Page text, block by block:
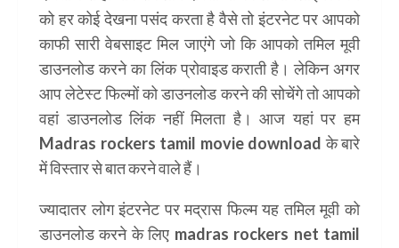
को हर कोई देखना पसंद करता है वैसे तो इंटरनेट पर आपको
काफी सारी वेबसाइट मिल जाएंगे जो कि आपको तमिल मूवी
डाउनलोड करने का लिंक प्रोवाइड कराती है। लेकिन अगर
आप लेटेस्ट फिल्मों को डाउनलोड करने की सोचेंगे तो आपको
वहां डाउनलोड लिंक नहीं मिलता है। आज यहां पर हम
Madras rockers tamil movie download के बारे
में विस्तार से बात करने वाले हैं।
ज्यादातर लोग इंटरनेट पर मद्रास फिल्म यह तमिल मूवी को
डाउनलोड करने के लिए madras rockers net tamil